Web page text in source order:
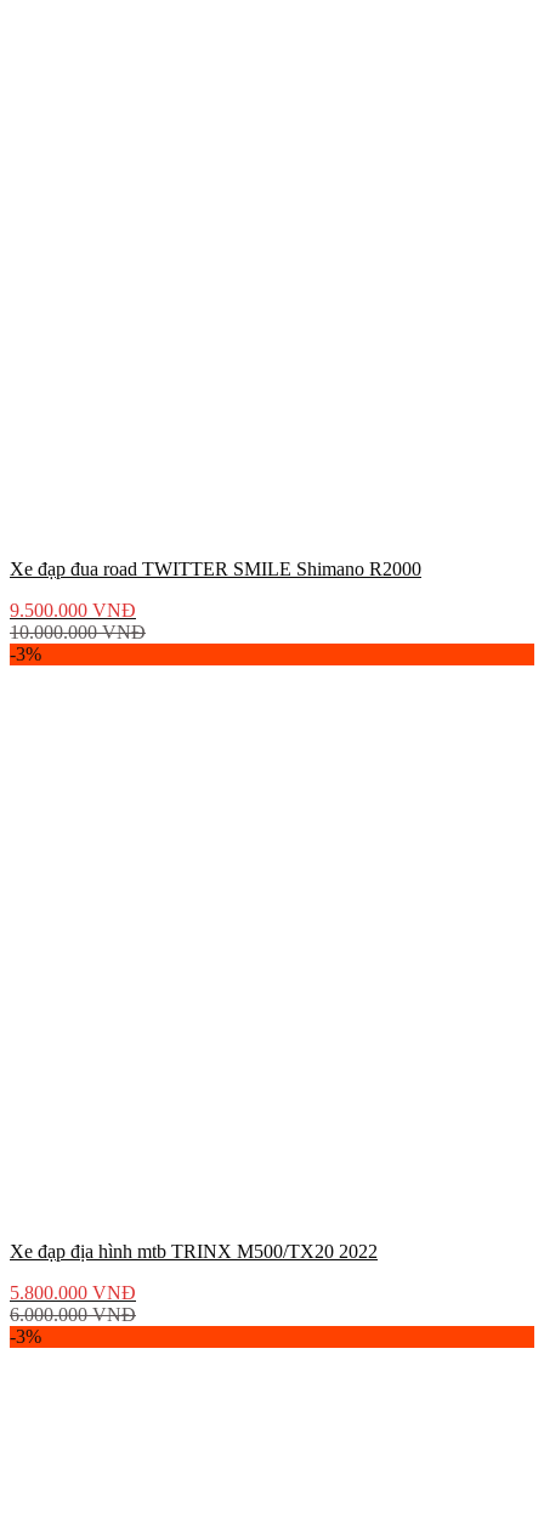
Xe đạp đua road TWITTER SMILE Shimano R2000
9.500.000 VNĐ
10.000.000VNĐ
-3%
Xe đạp địa hình mtb TRINX M500/TX20 2022
5.800.000 VNĐ
6.000.000VNĐ
-3%